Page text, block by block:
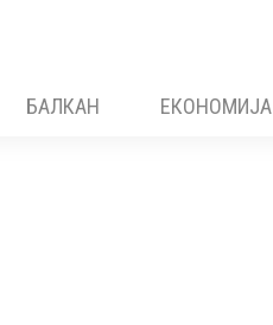
БАЛКАН ЕКОНОМИЈА